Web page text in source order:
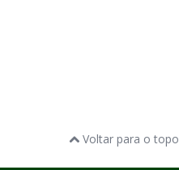
Voltar para o topo